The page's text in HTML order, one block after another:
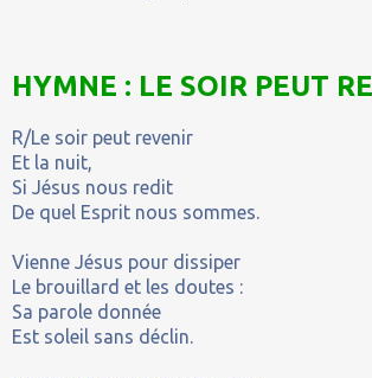
HYMNE : LE SOIR PEUT
R/Le soir peut revenir
Et la nuit,
Si Jésus nous redit
De quel Esprit nous sommes.
Vienne Jésus pour dissiper
Le brouillard et les doutes :
Sa parole donnée
Est soleil sans déclin.